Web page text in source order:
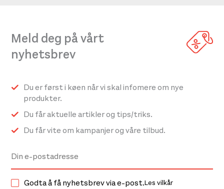
Meld deg på vårt
nyhetsbrev
Du er først i køen når vi skal infomere om nye
produkter.
Du får aktuelle artikler og tips/triks.
Du får vite om kampanjer og våre tilbud.
Godta å få nyhetsbrev via e-post.Les vilkår